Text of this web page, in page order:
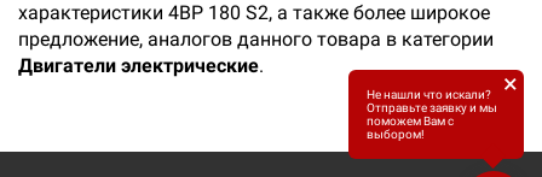
характеристики 4ВР 180 S2, а также более широкое
предложение, аналогов данного товара в категории
Двигатели электрические.
Не нашли что искали?
Отправьте заявку и мы
поможем Вам с
выбором!
×